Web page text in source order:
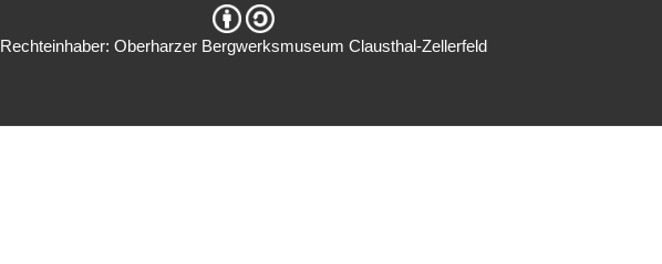
Rechteinhaber: Oberharzer Bergwerksmuseum Clausthal-Zellerfeld